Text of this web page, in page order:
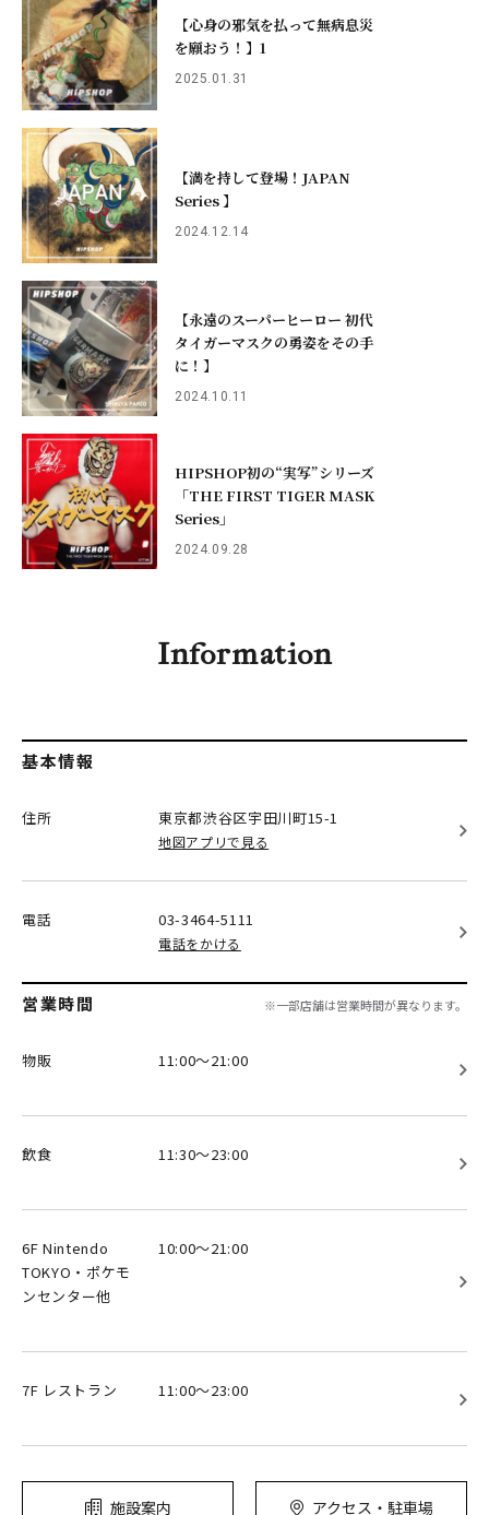
【心身の邪気を払って無病息災
を願おう！】1
2025.01.31
【満を持して登場！JAPAN
Series 】
2024.12.14
【永遠のスーパーヒーロー 初代
タイガーマスクの勇姿をその手
に！】
2024.10.11
HIPSHOP初の“実写”シリーズ
「THE FIRST TIGER MASK
Series」
2024.09.28
Information
基本情報
住所 東京都渋谷区宇田川町15-1
地図アプリで見る
電話 03-3464-5111
電話をかける
営業時間 ※一部店舗は営業時間が異なります。
物販 11:00～21:00
飲食 11:30～23:00
6F Nintendo
TOKYO・ポケモ
ンセンター他
10:00～21:00
7F レストラン 11:00～23:00
施設案内 アクセス・駐車場